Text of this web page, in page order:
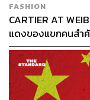
FASHION
CARTIER AT
แดงของแขกคนสำ